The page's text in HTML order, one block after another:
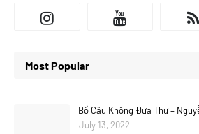
Most Popular
Bồ Câu Không Đưa Thư –
July 13, 2022